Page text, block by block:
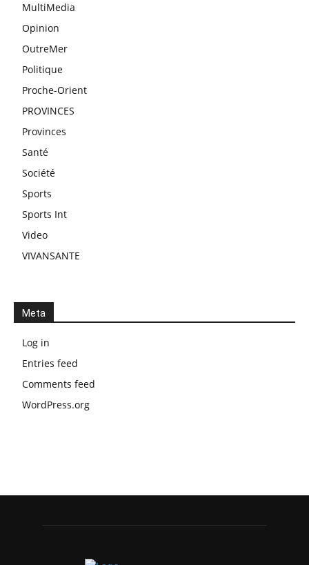
MultiMedia
Opinion
OutreMer
Politique
Proche-Orient
PROVINCES
Provinces
Santé
Société
Sports
Sports Int
Video
VIVANSANTE
Meta
Log in
Entries feed
Comments feed
WordPress.org